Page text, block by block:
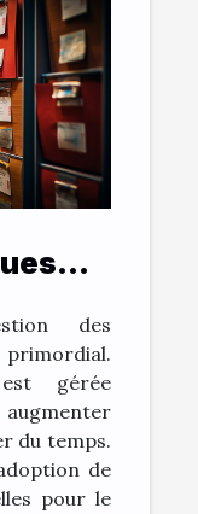
des
primordial.
gérée
augmenter
du temps.
de
pour le